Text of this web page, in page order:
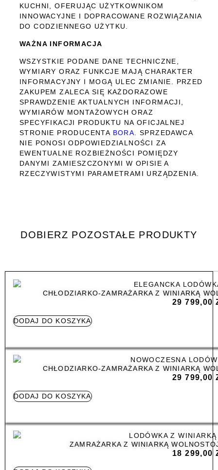
KUCHNI, OFERUJĄC UŻYTKOWNIKOM
INNOWACYJNE I DOPRACOWANE ROZWIĄZANIA
DO CODZIENNEGO UŻYTKU.
WAŻNA INFORMACJA
WSZYSTKIE PODANE DANE TECHNICZNE,
WYMIARY ORAZ FUNKCJE MAJĄ CHARAKTER
INFORMACYJNY I MOGĄ ULEC ZMIANIE. PRZED
ZAKUPEM ZALECA SIĘ KAŻDORAZOWE
SPRAWDZENIE AKTUALNYCH INFORMACJI,
WYMIARÓW MONTAŻOWYCH ORAZ
SPECYFIKACJI PRODUKTU NA OFICJALNEJ
STRONIE PRODUCENTA BORA . SPRZEDAWCA
NIE PONOSI ODPOWIEDZIALNOŚCI ZA
EWENTUALNE ROZBIEŻNOŚCI POMIĘDZY
DANYMI ZAMIESZCZONYMI W OPISIE A
RZECZYWISTYMI PARAMETRAMI URZĄDZENIA.
DOBIERZ POZOSTAŁE PRODUKTY
CHŁODZIARKO-ZAMRAŻARKA Z WINIARKĄ
29 799,00
DODAJ DO KOSZYKA
CHŁODZIARKO-ZAMRAŻARKA Z WINIARKĄ
29 799,00
DODAJ DO KOSZYKA
ZAMRAŻARKA Z WINIARKĄ
18 299,00